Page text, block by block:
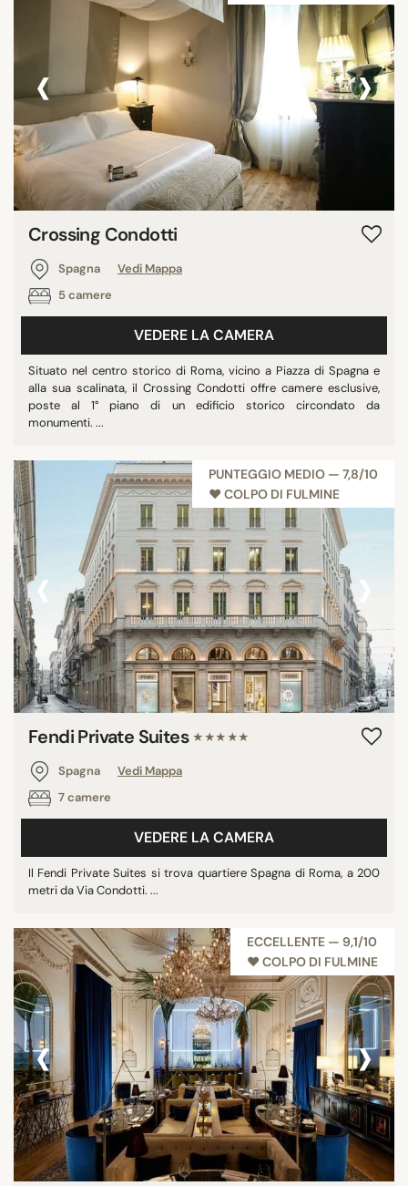
‹ ›
Crossing Condotti
Spagna
Vedi Mappa
5 camere
VEDERE LA CAMERA
Situato nel centro storico di Roma, vicino a Piazza di Spagna e
alla sua scalinata, il Crossing Condotti offre camere esclusive,
poste al 1° piano di un edificio storico circondato da
monumenti. ...
PUNTEGGIO MEDIO — 7,8/10
♥︎ COLPO DI FULMINE
‹ ›
Fendi Private Suites ★★★★★
Spagna
Vedi Mappa
7 camere
VEDERE LA CAMERA
Il Fendi Private Suites si trova quartiere Spagna di Roma, a 200
metri da Via Condotti. ...
ECCELLENTE — 9,1/10
♥︎ COLPO DI FULMINE
‹ ›